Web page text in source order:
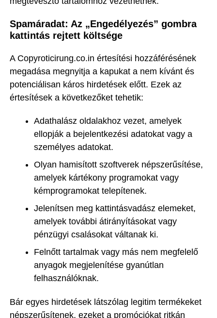
Spamáradat: Az „Engedélyezés” gombra
kattintás rejtett költsége
A Copyroticirung.co.in értesítési hozzáférésének
megadása megnyitja a kapukat a nem kívánt és
potenciálisan káros hirdetések előtt. Ezek az
értesítések a következőket tehetik:
Adathalász oldalakhoz vezet, amelyek
ellopják a bejelentkezési adatokat vagy a
személyes adatokat.
Olyan hamisított szoftverek népszerűsítése,
amelyek kártékony programokat vagy
kémprogramokat telepítenek.
Jelenítsen meg kattintásvadász elemeket,
amelyek további átirányításokat vagy
pénzügyi csalásokat váltanak ki.
Felnőtt tartalmak vagy más nem megfelelő
anyagok megjelenítése gyanútlan
felhasználóknak.
Bár egyes hirdetések látszólag legitim termékeket
népszerűsítenek, ezeket a promóciókat ritkán